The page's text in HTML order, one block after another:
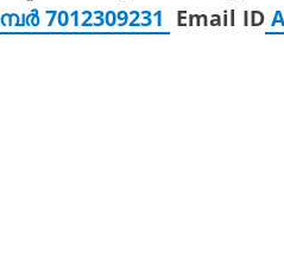
7012309231 Email ID